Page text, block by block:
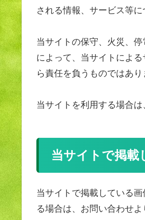
される情報、サービス等に
当サイトの保守、火災、
によって、当サイトによ
ら責任を負うものではあり
当サイトを利用する場合は
当サイトで掲載
当サイトで掲載している
る場合は、お問い合わせ